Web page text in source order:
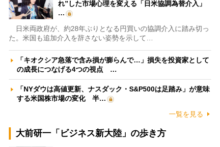
れ”した市場心理を変える「日米協調為替介入」
…
日米両政府が、約28年ぶりとなる円買いの協調介入に踏み切っ
た。米国も追加介入を辞さない姿勢を示して…
「キオクシア急落で含み損が膨らんで…」損失を投資家として
の成長につなげる4つの視点 …
「NYダウは高値更新、ナスダック・S&P500は足踏み」が意味
する米国株市場の変化 半…
一覧を見る
大前研一「ビジネス新大陸」の歩き方